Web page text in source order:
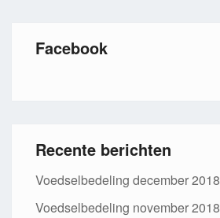
Facebook
Recente berichten
Voedselbedeling december 2018
Voedselbedeling november 2018